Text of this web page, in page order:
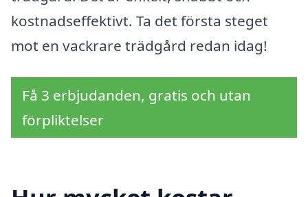
kostnadseffektivt. Ta det första steget
mot en vackrare trädgård redan idag!
Få 3 erbjudanden, gratis och utan
förpliktelser